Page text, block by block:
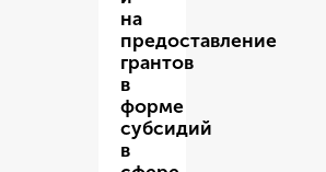
на
предоставление
грантов
в
форме
субсидий
в